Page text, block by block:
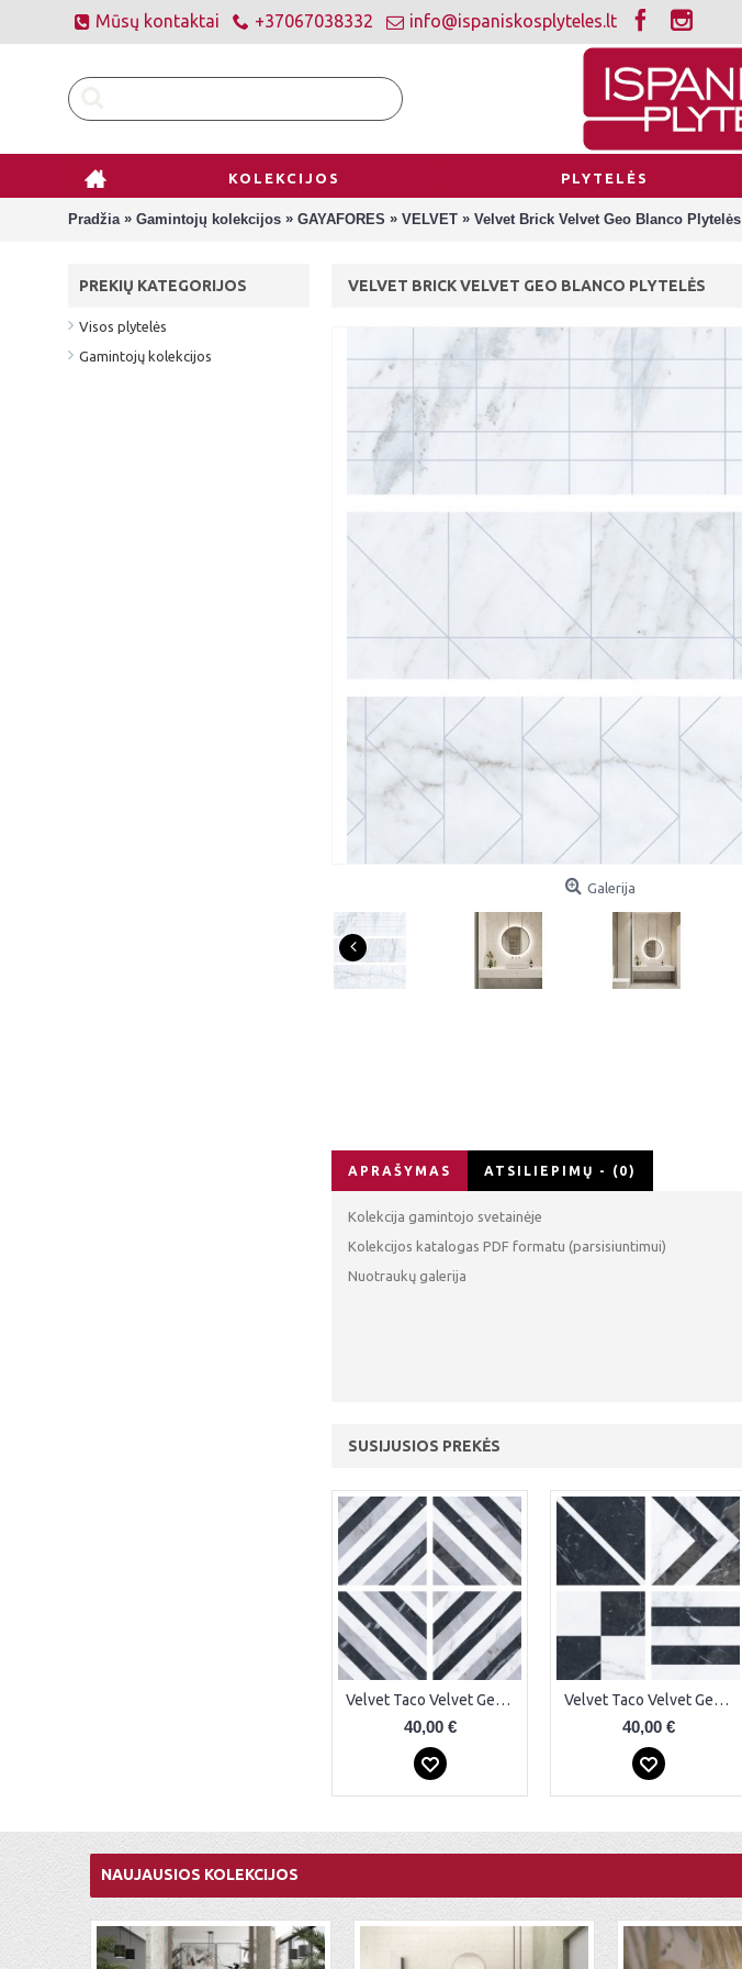
Mūsų kontaktai +37067038332 info@ispaniskosplyteles.lt
KOLEKCIJOS PLYTELĖS
Pradžia » Gamintojų kolekcijos » GAYAFORES » VELVET » Velvet Brick Velvet Geo Blanco Plytelės
PREKIŲ KATEGORIJOS
Visos plytelės
Gamintojų kolekcijos
VELVET BRICK VELVET GEO BLANCO PLYTELĖS
Galerija
APRAŠYMAS ATSILIEPIMŲ - (0)
Kolekcija gamintojo svetainėje
Kolekcijos katalogas PDF formatu (parsisiuntimui)
Nuotraukų galerija
SUSIJUSIOS PREKĖS
Velvet Taco Velvet Geo Diamond Plytelės
40,00 €
Velvet Taco Velvet Geo Negro Plytelės
40,00 €
NAUJAUSIOS KOLEKCIJOS